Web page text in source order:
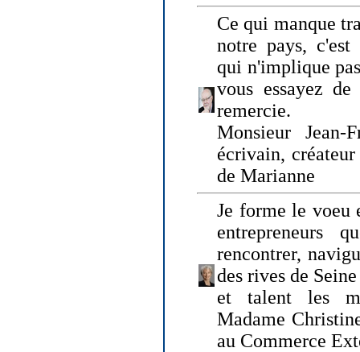
Ce qui manque
notre pays,
qui n'implique
vous essayez
remercie.
Monsieur Jean-
écrivain,
de Marianne
Je forme le voeu
entrepreneurs
rencontrer,
des rives de
et talent les
Madame
au Commerce